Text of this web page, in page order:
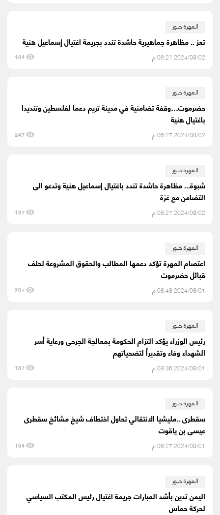
المهرة خبور
تعز .. مظاهرة جماهيرية حاشدة تندد بجريمة اغتيال إسماعيل هنية
2024/08/02 06:27 م 184
المهرة خبور
حضرموت…وقفة تضامنية في مدينة تريم دعما لفلسطين وتنديدا
باغتيال هنية
2024/08/02 06:27 م 247
المهرة خبور
شبوة... مظاهرة حاشدة تندد باغتيال إسماعيل هنية وتدعو الى
التضامن مع غزة
2024/08/02 06:27 م 197
المهرة خبور
اعتصام المهرة تؤكد دعمها المطالب والحقوق المشروعة لحلف
قبائل حضرموت
2024/08/01 08:48 م 207
المهرة خبور
رئيس الوزراء يؤكد التزام الحكومة بمعالجة الجرحى ورعاية أسر
الشهداء وفاء وتقديراً لتضحياتهم
2024/08/01 08:36 م 187
المهرة خبور
سقطرى ..مليشيا الانتقالي تحاول اختطاف شيخ مشائخ سقطرى
عيسى بن ياقوت
2024/08/01 06:27 م 184
المهرة خبور
اليمن تدين بأشد العبارات جريمة اغتيال رئيس المكتب السياسي
لحركة حماس